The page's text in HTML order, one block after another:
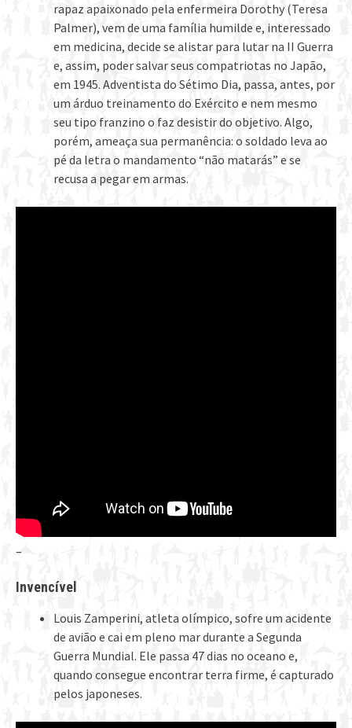
rapaz apaixonado pela enfermeira Dorothy (Teresa
Palmer), vem de uma família humilde e, interessado
em medicina, decide se alistar para lutar na II Guerra
e, assim, poder salvar seus compatriotas no Japão,
em 1945. Adventista do Sétimo Dia, passa, antes, por
um árduo treinamento do Exército e nem mesmo
seu tipo franzino o faz desistir do objetivo. Algo,
porém, ameaça sua permanência: o soldado leva ao
pé da letra o mandamento “não matarás” e se
recusa a pegar em armas.
–
Invencível
Louis Zamperini, atleta olímpico, sofre um acidente
de avião e cai em pleno mar durante a Segunda
Guerra Mundial. Ele passa 47 dias no oceano e,
quando consegue encontrar terra firme, é capturado
pelos japoneses.